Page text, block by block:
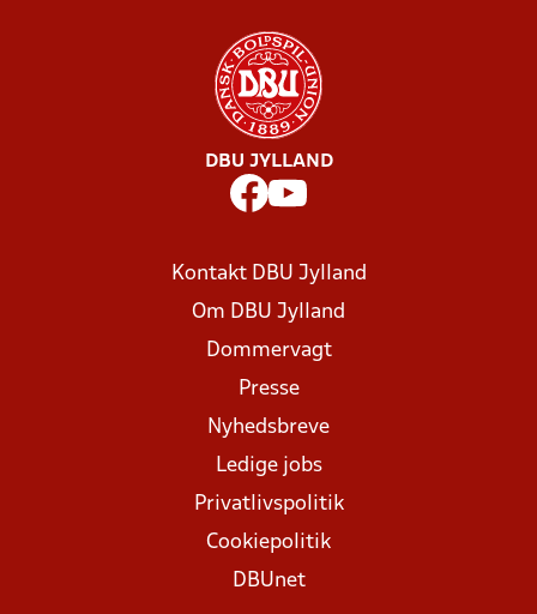
DBU JYLLAND
Kontakt DBU Jylland
Om DBU Jylland
Dommervagt
Presse
Nyhedsbreve
Ledige jobs
Privatlivspolitik
Cookiepolitik
DBUnet